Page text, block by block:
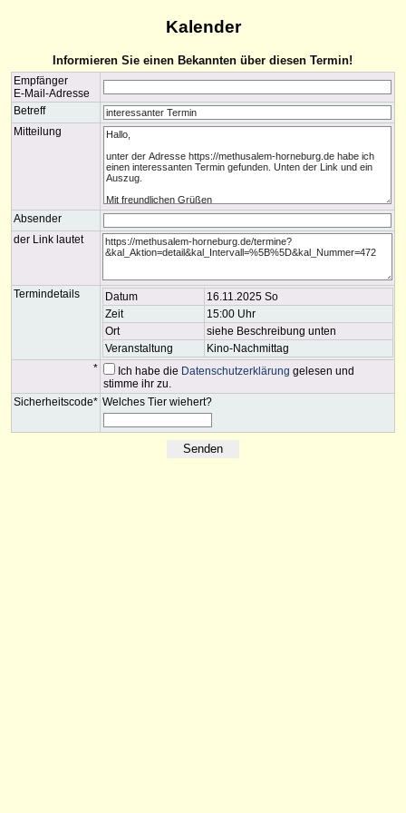
Kalender
Informieren Sie einen Bekannten über diesen Termin!
Empfänger
E-Mail-Adresse
Betreff
Mitteilung
Absender
der Link lautet
Termindetails Datum
16.11.2025 So
Zeit
15:00 Uhr
Ort
siehe Beschreibung unten
Veranstaltung
Kino-Nachmittag
*
Ich habe die Datenschutzerklärung gelesen und
stimme ihr zu.
Sicherheitscode* Welches Tier wiehert?